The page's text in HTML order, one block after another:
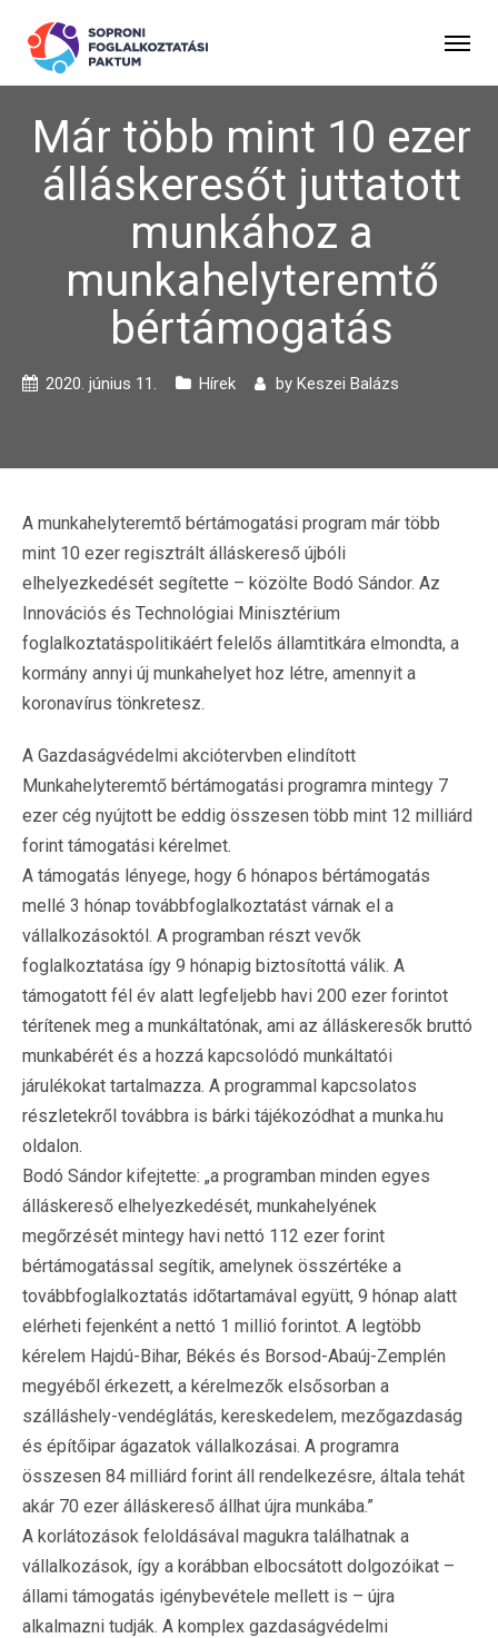
Már több mint 10 ezer
álláskeresőt juttatott
munkához a
munkahelyteremtő
bértámogatás
2020. június 11. Hírek by Keszei Balázs
A munkahelyteremtő bértámogatási program már több
mint 10 ezer regisztrált álláskereső újbóli
elhelyezkedését segítette – közölte Bodó Sándor. Az
Innovációs és Technológiai Minisztérium
foglalkoztatáspolitikáért felelős államtitkára elmondta, a
kormány annyi új munkahelyet hoz létre, amennyit a
koronavírus tönkretesz.
A Gazdaságvédelmi akciótervben elindított
Munkahelyteremtő bértámogatási programra mintegy 7
ezer cég nyújtott be eddig összesen több mint 12 milliárd
forint támogatási kérelmet.
A támogatás lényege, hogy 6 hónapos bértámogatás
mellé 3 hónap továbbfoglalkoztatást várnak el a
vállalkozásoktól. A programban részt vevők
foglalkoztatása így 9 hónapig biztosítottá válik. A
támogatott fél év alatt legfeljebb havi 200 ezer forintot
térítenek meg a munkáltatónak, ami az álláskeresők bruttó
munkabérét és a hozzá kapcsolódó munkáltatói
járulékokat tartalmazza. A programmal kapcsolatos
részletekről továbbra is bárki tájékozódhat a munka.hu
oldalon.
Bodó Sándor kifejtette: „a programban minden egyes
álláskereső elhelyezkedését, munkahelyének
megőrzését mintegy havi nettó 112 ezer forint
bértámogatással segítik, amelynek összértéke a
továbbfoglalkoztatás időtartamával együtt, 9 hónap alatt
elérheti fejenként a nettó 1 millió forintot. A legtöbb
kérelem Hajdú-Bihar, Békés és Borsod-Abaúj-Zemplén
megyéből érkezett, a kérelmezők elsősorban a
szálláshely-vendéglátás, kereskedelem, mezőgazdaság
és építőipar ágazatok vállalkozásai. A programra
összesen 84 milliárd forint áll rendelkezésre, általa tehát
akár 70 ezer álláskereső állhat újra munkába.”
A korlátozások feloldásával magukra találhatnak a
vállalkozások, így a korábban elbocsátott dolgozóikat –
állami támogatás igénybevétele mellett is – újra
alkalmazni tudják. A komplex gazdaságvédelmi